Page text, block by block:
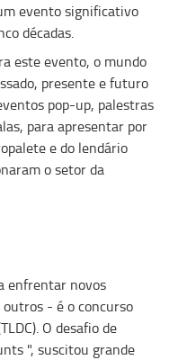
evento significativo
décadas.
este evento, o mundo
presente e futuro
pop-up, palestras
para apresentar por
e do lendário
o setor da
enfrentar novos
outros - é oconcurso
O desafio de
", suscitou grande